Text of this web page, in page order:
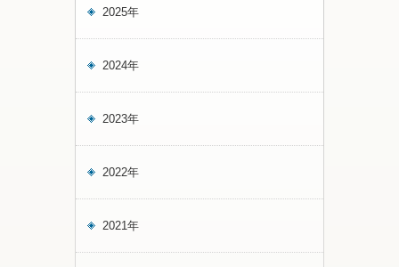
2025年
2024年
2023年
2022年
2021年